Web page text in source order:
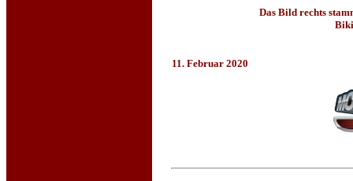
11. Februar 2020
Das Bild rechts